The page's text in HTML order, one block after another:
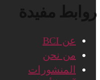
روابط مفيدة
عن BCI
من نحن
المنشورات